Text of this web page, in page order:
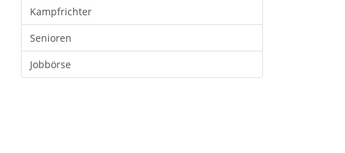
Kampfrichter
Senioren
Jobbörse